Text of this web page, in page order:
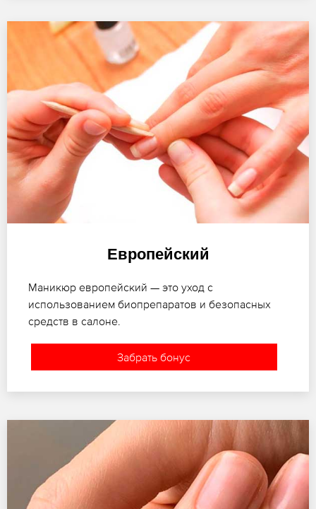
Европейский
Маникюр европейский — это уход с
использованием биопрепаратов и безопасных
средств в салоне.
Забрать бонус